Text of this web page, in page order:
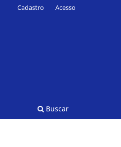
Buscar
Cadastro Acesso